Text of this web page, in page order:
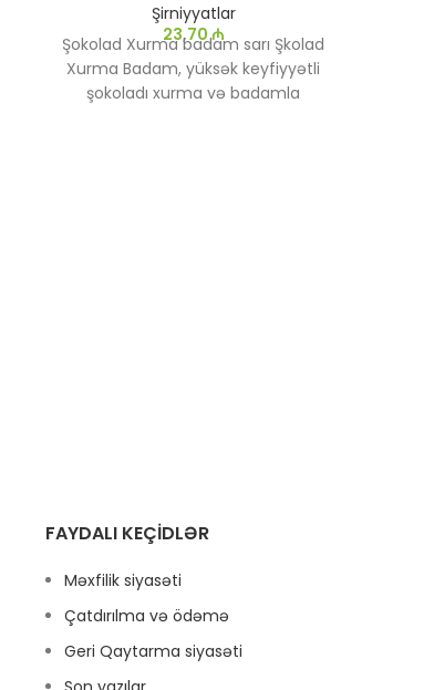
Şirniyyatlar
23,70₼
Şokolad Xurma badam sarı Şkolad
Xurma Badam, yüksək keyfiyyətli
şokoladı xurma və badamla
FAYDALI KEÇIDLƏR
Məxfilik siyasəti
Çatdırılma və ödəmə
Geri Qaytarma siyasəti